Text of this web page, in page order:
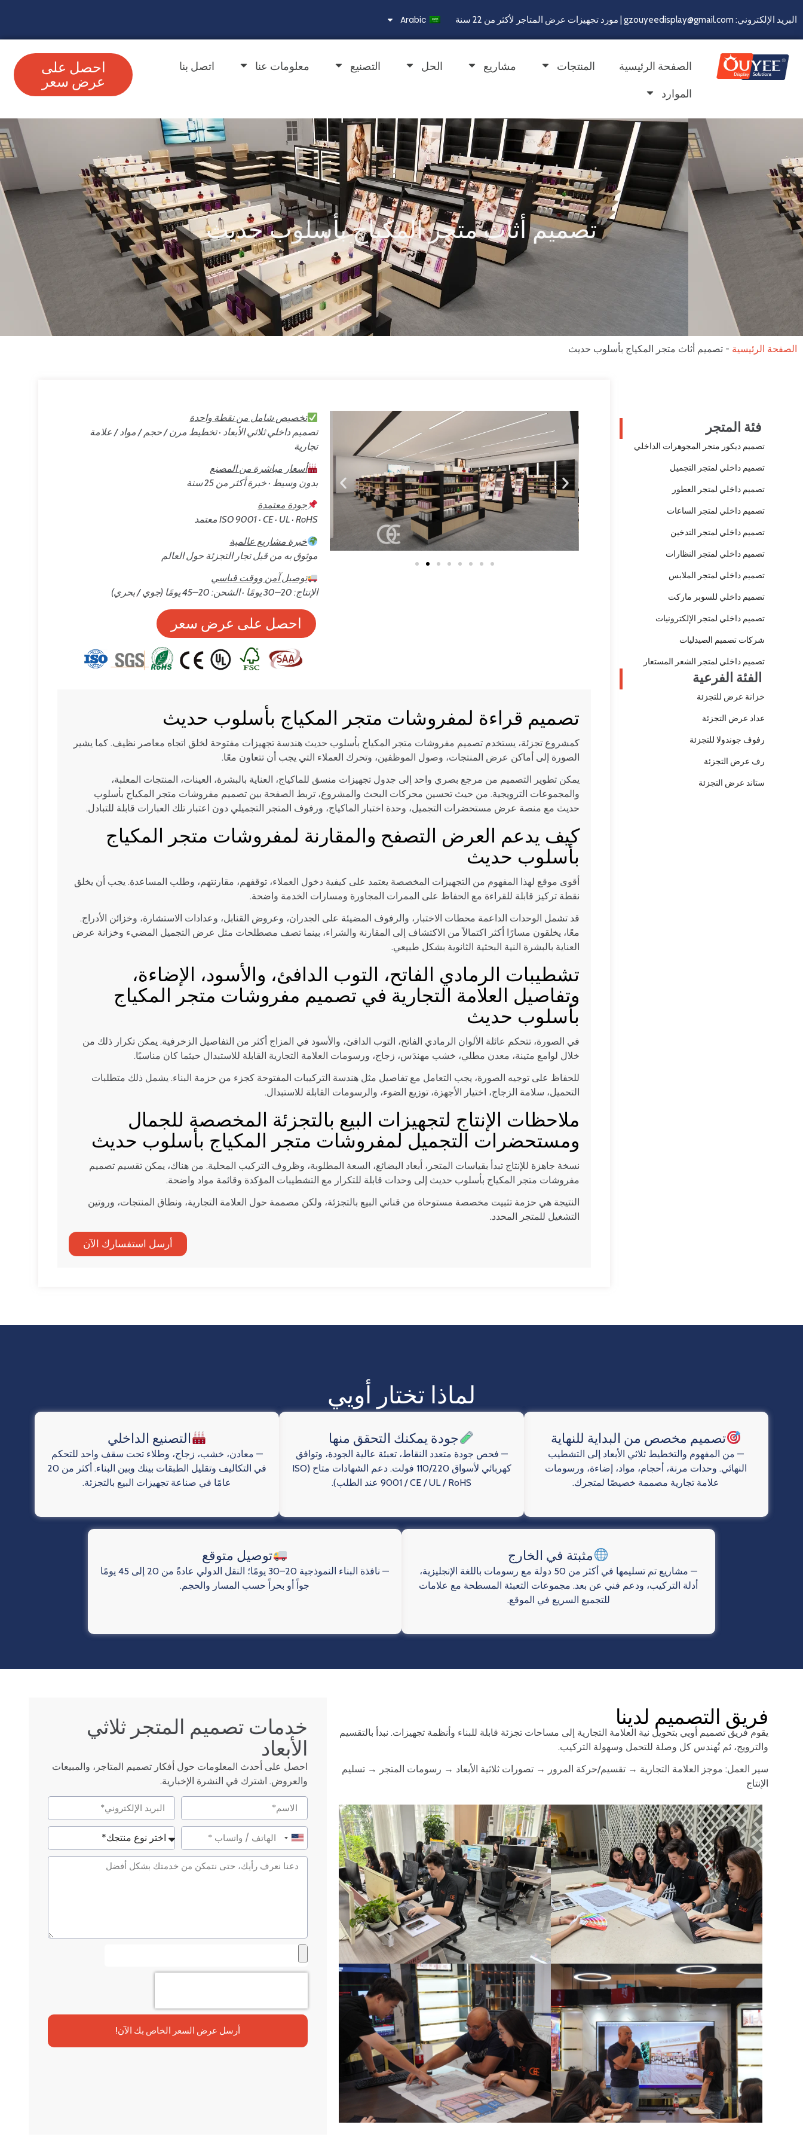
البريد الإلكتروني: gzouyeedisplay@gmail.com | مورد تجهيزات عرض المتاجر لأكثر من 22 سنة Arabic
الصفحة الرئيسية المنتجات مشاريع الحل التصنيع معلومات عنا
اتصل بنا
الموارد
احصل على
عرض سعر
تصميم أثاث متجر المكياج بأسلوب حديث
الصفحة الرئيسية - تصميم أثاث متجر المكياج بأسلوب حديث
فئة المتجر
تصميم ديكور متجر المجوهرات الداخلي
تصميم داخلي لمتجر التجميل
تصميم داخلي لمتجر العطور
تصميم داخلي لمتجر الساعات
تصميم داخلي لمتجر التدخين
تصميم داخلي لمتجر النظارات
تصميم داخلي لمتجر الملابس
تصميم داخلي للسوبر ماركت
تصميم داخلي لمتجر الإلكترونيات
شركات تصميم الصيدليات
تصميم داخلي لمتجر الشعر المستعار
الفئة الفرعية
خزانة عرض للتجزئة
عداد عرض التجزئة
رفوف جوندولا للتجزئة
رف عرض التجزئة
ستاند عرض التجزئة
تخصيص شامل من نقطة واحدة
تصميم داخلي ثلاثي الأبعاد · تخطيط مرن / حجم / مواد / علامة
تجارية
أسعار مباشرة من المصنع
بدون وسيط · خبرة أكثر من 25 سنة
جودة معتمدة
ISO 9001 · CE · UL · RoHS معتمد
خبرة مشاريع عالمية
موثوق به من قبل تجار التجزئة حول العالم
توصيل آمن ووقت قياسي
الإنتاج: 20–30 يومًا · الشحن: 20–45 يومًا (جوي / بحري)
احصل على عرض سعر
تصميم قراءة لمفروشات متجر المكياج بأسلوب حديث
كمشروع تجزئة، يستخدم تصميم مفروشات متجر المكياج بأسلوب حديث هندسة تجهيزات مفتوحة لخلق اتجاه معاصر نظيف. كما يشير
الصورة إلى أماكن عرض المنتجات، وصول الموظفين، وتحرك العملاء التي يجب أن تتعاون معًا.
يمكن تطوير التصميم من مرجع بصري واحد إلى جدول تجهيزات منسق للماكياج، العناية بالبشرة، العينات، المنتجات المعلبة،
والمجموعات الترويجية. من حيث تحسين محركات البحث والمشروع، تربط الصفحة بين تصميم مفروشات متجر المكياج بأسلوب
حديث مع منصة عرض مستحضرات التجميل، وحدة اختبار الماكياج، ورفوف المتجر التجميلي دون اعتبار تلك العبارات قابلة للتبادل.
كيف يدعم العرض التصفح والمقارنة لمفروشات متجر المكياج
بأسلوب حديث
أقوى موقع لهذا المفهوم من التجهيزات المخصصة يعتمد على كيفية دخول العملاء، توقفهم، مقارنتهم، وطلب المساعدة. يجب أن يخلق
نقطة تركيز قابلة للقراءة مع الحفاظ على الممرات المجاورة ومسارات الخدمة واضحة.
قد تشمل الوحدات الداعمة محطات الاختبار، والرفوف المضيئة على الجدران، وعروض القنابل، وعدادات الاستشارة، وخزائن الأدراج.
معًا، يخلقون مسارًا أكثر اكتمالاً من الاكتشاف إلى المقارنة والشراء، بينما تصف مصطلحات مثل عرض التجميل المضيء وخزانة عرض
العناية بالبشرة النية البحثية الثانوية بشكل طبيعي.
تشطيبات الرمادي الفاتح، التوب الدافئ، والأسود، الإضاءة،
وتفاصيل العلامة التجارية في تصميم مفروشات متجر المكياج
بأسلوب حديث
في الصورة، تتحكم عائلة الألوان الرمادي الفاتح، التوب الدافئ، والأسود في المزاج أكثر من التفاصيل الزخرفية. يمكن تكرار ذلك من
خلال لوامع متينة، معدن مطلي، خشب مهندَس، زجاج، ورسومات العلامة التجارية القابلة للاستبدال حيثما كان مناسبًا.
للحفاظ على توجيه الصورة، يجب التعامل مع تفاصيل مثل هندسة التركيبات المفتوحة كجزء من حزمة البناء. يشمل ذلك متطلبات
التحميل، سلامة الزجاج، اختيار الأجهزة، توزيع الضوء، والرسومات القابلة للاستبدال.
ملاحظات الإنتاج لتجهيزات البيع بالتجزئة المخصصة للجمال
ومستحضرات التجميل لمفروشات متجر المكياج بأسلوب حديث
نسخة جاهزة للإنتاج تبدأ بقياسات المتجر، أبعاد البضائع، السعة المطلوبة، وظروف التركيب المحلية. من هناك، يمكن تقسيم تصميم
مفروشات متجر المكياج بأسلوب حديث إلى وحدات قابلة للتكرار مع التشطيبات المؤكدة وقائمة مواد واضحة.
النتيجة هي حزمة تثبيت مخصصة مستوحاة من قناني البيع بالتجزئة، ولكن مصممة حول العلامة التجارية، ونطاق المنتجات، وروتين
التشغيل للمتجر المحدد.
أرسل استفسارك الآن
لماذا تختار أويي
تصميم مخصص من البداية للنهاية
— من المفهوم والتخطيط ثلاثي الأبعاد إلى التشطيب
النهائي. وحدات مرنة، أحجام، مواد، إضاءة، ورسومات
علامة تجارية مصممة خصيصًا لمتجرك.
جودة يمكنك التحقق منها
— فحص جودة متعدد النقاط، تعبئة عالية الجودة، وتوافق
كهربائي لأسواق 110/220 فولت. دعم الشهادات متاح (ISO
9001 / CE / UL / RoHS عند الطلب).
التصنيع الداخلي
— معادن، خشب، زجاج، وطلاء تحت سقف واحد للتحكم
في التكاليف وتقليل الطبقات بينك وبين البناء. أكثر من 20
عامًا في صناعة تجهيزات البيع بالتجزئة.
مثبتة في الخارج
— مشاريع تم تسليمها في أكثر من 50 دولة مع رسومات باللغة الإنجليزية،
أدلة التركيب، ودعم فني عن بعد. مجموعات التعبئة المسطحة مع علامات
للتجميع السريع في الموقع.
توصيل متوقع
— نافذة البناء النموذجية 20–30 يومًا؛ النقل الدولي عادةً من 20 إلى 45 يومًا
جواً أو بحراً حسب المسار والحجم.
فريق التصميم لدينا
يقوم فريق تصميم أويي بتحويل نية العلامة التجارية إلى مساحات تجزئة قابلة للبناء وأنظمة تجهيزات. نبدأ بالتقسيم
والترويج، ثم نُهندس كل وصلة للتحمل وسهولة التركيب.
سير العمل: موجز العلامة التجارية → تقسيم/حركة المرور → تصورات ثلاثية الأبعاد → رسومات المتجر → تسليم
الإنتاج
خدمات تصميم المتجر ثلاثي
الأبعاد
احصل على أحدث المعلومات حول أفكار تصميم المتاجر، والمبيعات
والعروض. اشترك في النشرة الإخبارية.
United
States
+1
أرسل عرض السعر الخاص بك الآن!